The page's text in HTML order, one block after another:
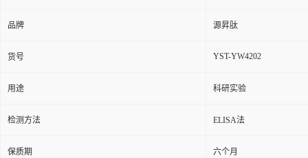
品牌 源昇肽
货号 YST-YW4202
用途 科研实验
检测方法 ELISA法
保质期 六个月